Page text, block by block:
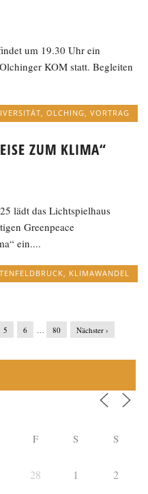
um 19.30 Uhr ein
KOM statt. Begleiten
, OLCHING, VORTRAG
ZUM KLIMA“
lädt das Lichtspielhaus
Greenpeace
ein....
KLIMAWANDEL
5 6 … 80 Nächster ›
F S S
28 1 2